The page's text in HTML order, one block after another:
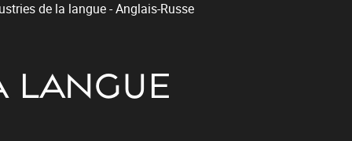
de la langue - Anglais-Russe
LANGUE